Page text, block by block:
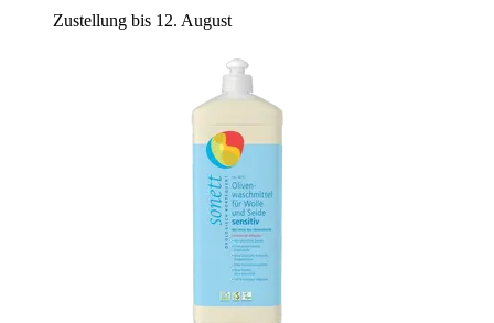
Zustellung bis 12. August